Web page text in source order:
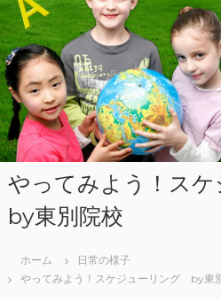
ッ
プ
やってみよう！ス
by東別院校
ホーム
日常の様子
やってみよう！スケジューリング by東